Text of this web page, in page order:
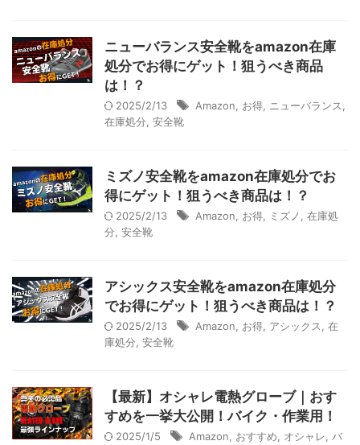
ニューバランス安全靴をamazon在庫
処分でお得にゲット！狙うべき商品
は！？
2025/2/13 Amazon, お得, ニューバランス,
在庫処分, 安全靴
ミズノ安全靴をamazon在庫処分でお
得にゲット！狙うべき商品は！？
2025/2/13 Amazon, お得, ミズノ, 在庫処
分, 安全靴
アシックス安全靴をamazon在庫処分
でお得にゲット！狙うべき商品は！？
2025/2/13 Amazon, お得, アシックス, 在
庫処分, 安全靴
【最新】オシャレ電熱グローブ｜おす
すめを一挙大公開！バイク・作業用！
2025/1/5 Amazon, おすすめ, オシャレ, バ